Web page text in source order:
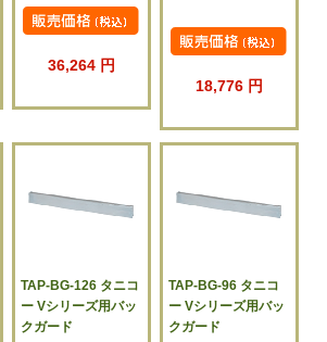
36,264 円
18,776 円
TAP-BG-126 タニコ
ー Vシリーズ用バッ
クガード
TAP-BG-96 タニコ
ー Vシリーズ用バッ
クガード